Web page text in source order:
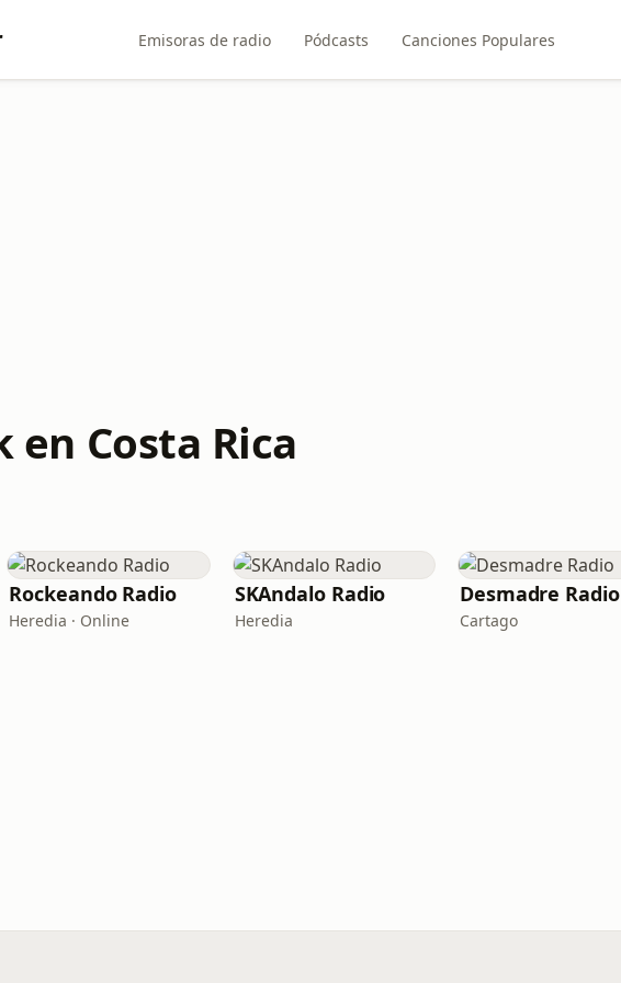
Emisoras de radio Pódcasts Canciones Populares
en Costa Rica
Rockeando Radio
Heredia · Online
SKAndalo Radio
Heredia
Desmadre Radio
Cartago